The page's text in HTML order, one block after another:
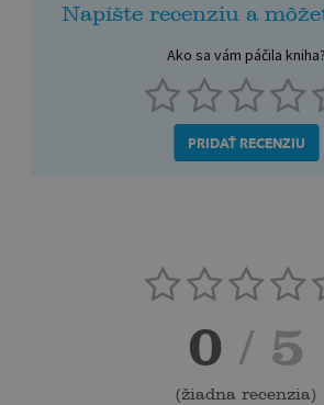
Napíšte recenziu a
Ako sa vám páčila kniha?
PRIDAŤ RECENZIU
0 / 5
(žiadna recenzia)